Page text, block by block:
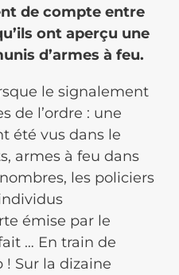
de compte entre
ont aperçu une
d’armes à feu.
le signalement
de l’ordre : une
été vus dans le
armes à feu dans
les policiers
émise par le
… En train de
Sur la dizaine